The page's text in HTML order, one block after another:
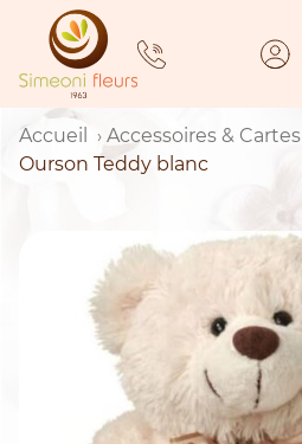
content
Accueil Accessoires & Cartes
Ourson Teddy blanc